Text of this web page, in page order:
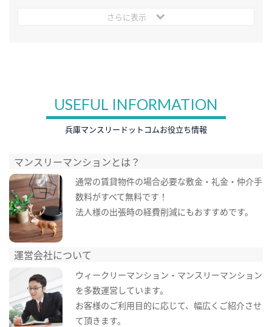
さらに表示
USEFUL INFORMATION
兵庫マンスリードットコムお役立ち情報
マンスリーマンションとは？
通常の賃貸物件の場合必要な敷金・礼金・仲介手
数料がすべて無料です！
法人様の出張時の経費削減にもおすすめです。
運営会社について
ウィークリーマンション・マンスリーマンション
を多数運営しています。
お客様のご利用目的に応じて、幅広くご紹介させ
て頂きます。